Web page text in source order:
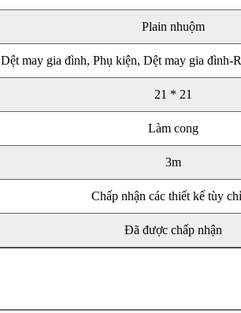
Plain nhuộm
Dệt may gia đình, Phụ kiện, Dệt may gia đình-
21 * 21
Làm cong
3m
Chấp nhận các thiết kế tùy
Đã được chấp nhận